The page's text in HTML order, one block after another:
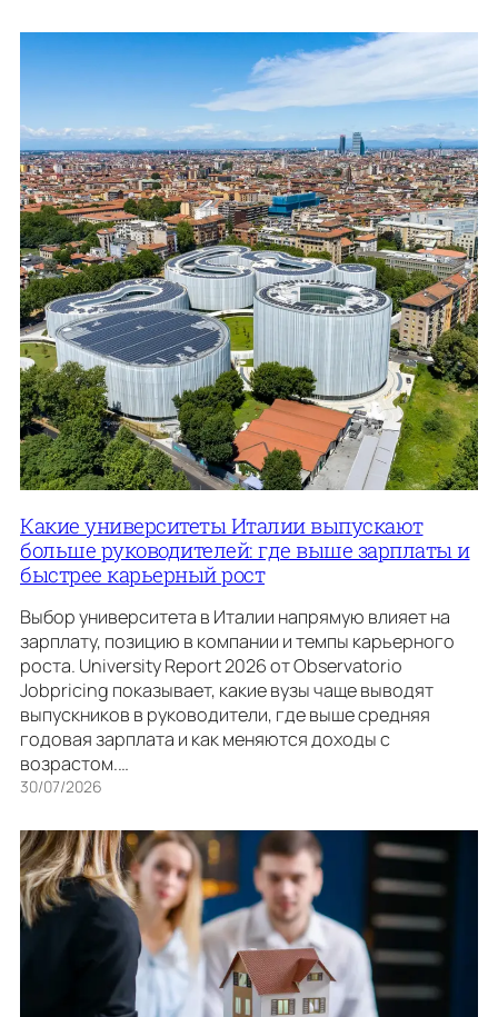
Какие университеты Италии выпускают
больше руководителей: где выше зарплаты и
быстрее карьерный рост
Выбор университета в Италии напрямую влияет на
зарплату, позицию в компании и темпы карьерного
роста. University Report 2026 от Observatorio
Jobpricing показывает, какие вузы чаще выводят
выпускников в руководители, где выше средняя
годовая зарплата и как меняются доходы с
возрастом.…
30/07/2026